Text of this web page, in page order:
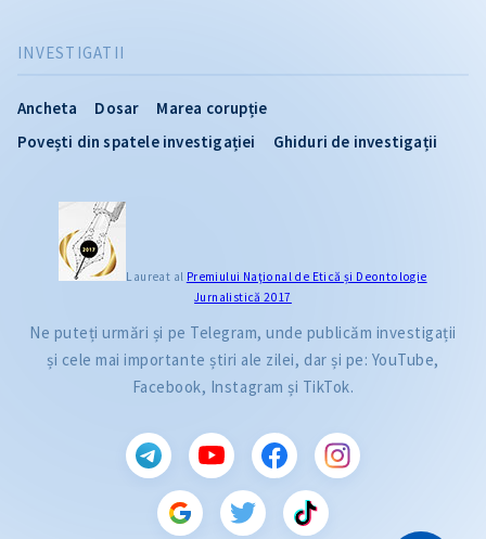
INVESTIGATII
Ancheta Dosar
Marea corupție
Povești din spatele investigației
Ghiduri de investigații
Laureat al Premiului Naţional de Etică și Deontologie
Jurnalistică 2017
Ne puteți urmări și pe Telegram, unde publicăm investigații
și cele mai importante știri ale zilei, dar și pe: YouTube,
Facebook, Instagram și TikTok.